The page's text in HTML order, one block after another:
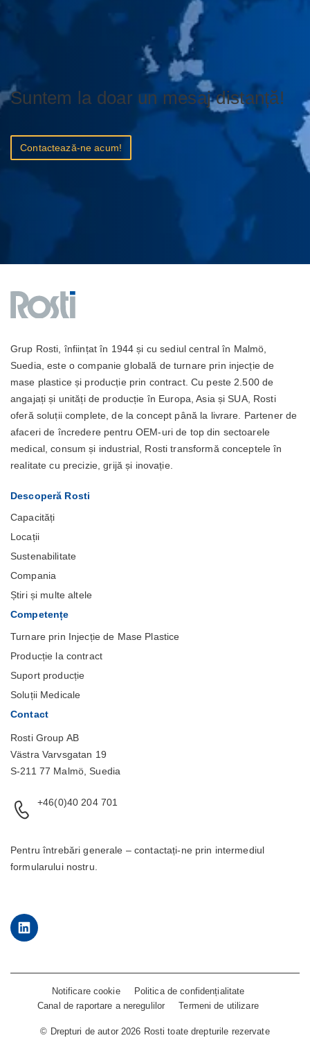
Suntem la doar un mesaj distanță!
Contactează-ne acum!
Grup Rosti, înființat în 1944 și cu sediul central în Malmö,
Suedia, este o companie globală de turnare prin injecție de
mase plastice și producție prin contract. Cu peste 2.500 de
angajați și unități de producție în Europa, Asia și SUA, Rosti
oferă soluții complete, de la concept până la livrare. Partener de
afaceri de încredere pentru OEM-uri de top din sectoarele
medical, consum și industrial, Rosti transformă conceptele în
realitate cu precizie, grijă și inovație.
Descoperă Rosti
Capacități
Locații
Sustenabilitate
Compania
Știri și multe altele
Competențe
Turnare prin Injecție de Mase Plastice
Producție la contract
Suport producție
Soluții Medicale
Contact
Rosti Group AB
Västra Varvsgatan 19
S-211 77 Malmö, Suedia
+46(0)40 204 701
Pentru întrebări generale – contactați-ne prin intermediul
formularuluinostru.
LinkedIn
Notificare cookie
Politica de confidențialitate
Canal de raportare a neregulilor
Termeni de utilizare
© Drepturi de autor 2026 Rosti toate drepturile rezervate